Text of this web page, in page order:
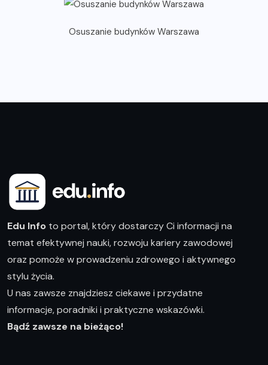
Osuszanie budynków Warszawa
Edu Info to portal, który dostarczy Ci informacji na
temat efektywnej nauki, rozwoju kariery zawodowej
oraz pomoże w prowadzeniu zdrowego i aktywnego
stylu życia.
U nas zawsze znajdziesz ciekawe i przydatne
informacje, poradniki i praktyczne wskazówki.
Bądź zawsze na bieżąco!